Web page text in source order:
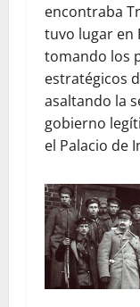
encontraba
tuvo lugar en
tomando los
estratégicos
asaltando la
gobierno
el Palacio de